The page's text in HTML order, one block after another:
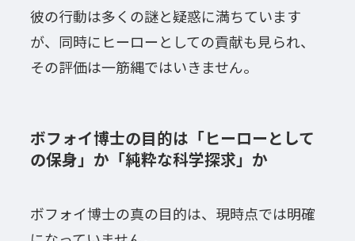
彼の行動は多くの謎と疑惑に満ちています
が、同時にヒーローとしての貢献も見られ、
その評価は一筋縄ではいきません。
ボフォイ博士の目的は「ヒーローとして
の保身」か「純粋な科学探求」か
ボフォイ博士の真の目的は、現時点では明確